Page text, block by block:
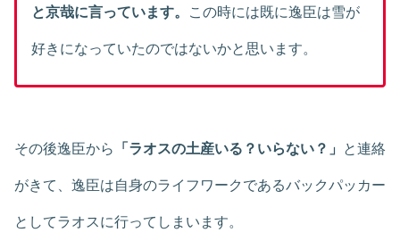
と京哉に言っています。 この時には既に逸臣は雪が
好きになっていたのではないかと思います。
その後逸臣から 「ラオスの土産いる？いらない？」 と連絡
がきて、逸臣は自身のライフワークであるバックパッカー
としてラオスに行ってしまいます。